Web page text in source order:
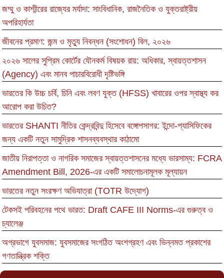
জম্মু ও কাশ্মীরের রাজ্যের মর্যাদা: সাংবিধানিক, রাজনৈতিক ও যুক্তরাষ্ট্রীয়
অপরিহার্যতা
জীবনের প্রমাণ: জন্ম ও মৃত্যু নিবন্ধন (সংশোধন) বিল, ২০২৬
২০২৬ সালের সুপ্রিম কোর্টের যৌনকর্ম বিষয়ক রায়: অধিকার, স্বায়ত্তশাসন
(Agency) এবং মানব পাচারবিরোধী দৃষ্টিভঙ্গি
ভারতের কি উচ্চ চর্বি, চিনি এবং লবণ যুক্ত (HFSS) খাবারের ওপর স্বাস্থ্য কর
আরোপ করা উচিত?
ভারতের SHANTI নীতির কেন্দ্রবিন্দু হিসেবে বঙ্গোপসাগর: ইন্দো-প্যাসিফিকের
জন্য একটি নতুন সামুদ্রিক শাসনব্যবস্থার কাঠামো
জাতীয় নিরাপত্তা ও নাগরিক সমাজের স্বায়ত্তশাসনের মধ্যে ভারসাম্য: FCRA
Amendment Bill, 2026-এর একটি সমালোচনামূলক মূল্যায়ন
ভারতের নতুন সংরক্ষণ অভিযাত্রা (TOTR উদ্যোগ)
টেকসই পরিবহনের পথে ভারত: Draft CAFE III Norms-এর গুরুত্ব ও
চ্যালেঞ্জ
অগ্রভাগে যুবসমাজ: যুবসমাজের সংগঠিত অংশগ্রহণ এবং ভিন্নমত প্রকাশের
গণতান্ত্রিক শক্তি